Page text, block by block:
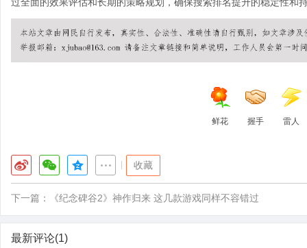
鲜花 握手 雷人
收藏
下一篇： 《纪念碑谷2》神作归来 这几款游戏同样不容错过
最新评论(1)